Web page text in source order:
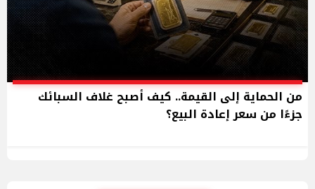
من الحماية إلى القيمة.. كيف أصبح غلاف السبائك
جزءًا من سعر إعادة البيع؟